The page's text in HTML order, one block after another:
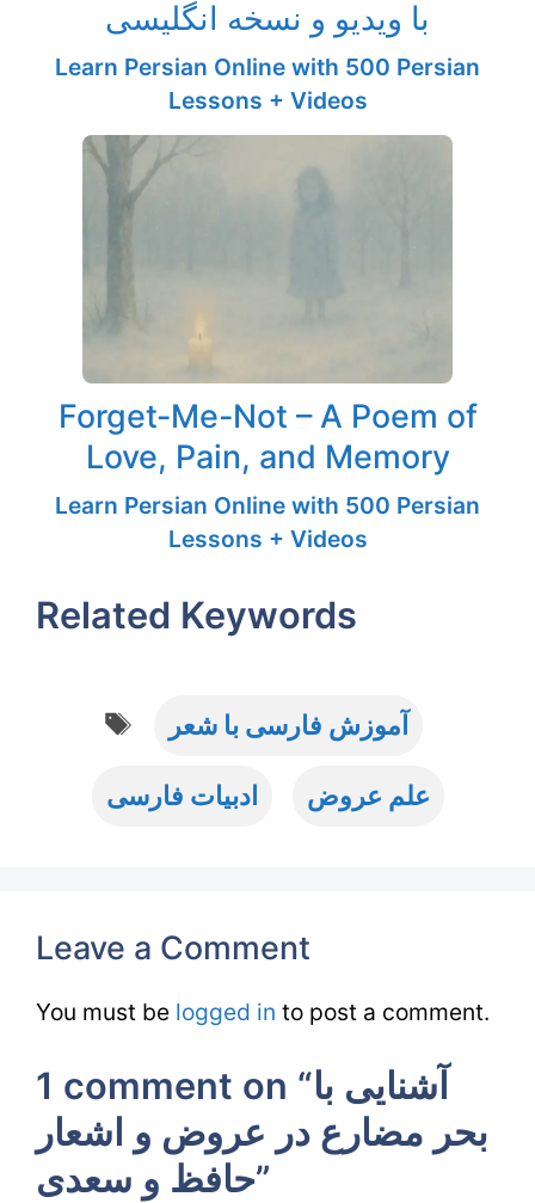
با ویدیو و نسخه انگلیسی
Learn Persian Online with 500 Persian
Lessons + Videos
Forget-Me-Not – A Poem of
Love, Pain, and Memory
Learn Persian Online with 500 Persian
Lessons + Videos
Related Keywords
آموزش فارسی با شعر
ادبیات فارسی علم عروض
Leave a Comment
You must be logged in to post a comment.
1 comment on “آشنایی با
بحر مضارع در عروض و اشعار
حافظ و سعدی”